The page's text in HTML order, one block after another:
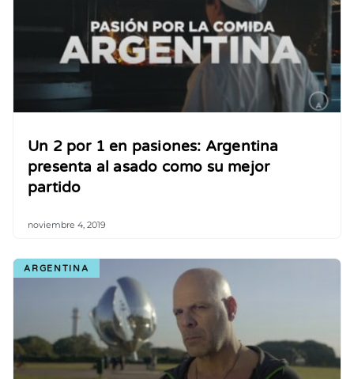
Un 2 por 1 en pasiones: Argentina
presenta al asado como su mejor
partido
noviembre 4, 2019
ARGENTINA